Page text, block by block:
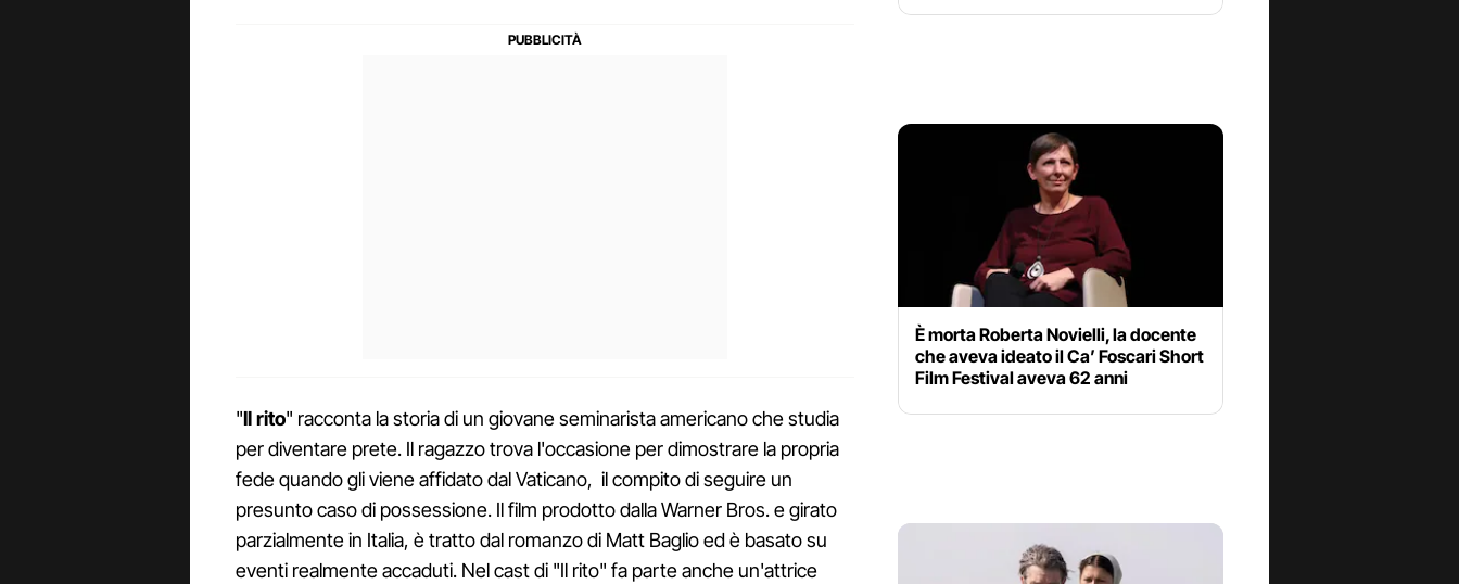
"Il rito" racconta la storia di un giovane seminarista americano che studia
per diventare prete. Il ragazzo trova l'occasione per dimostrare la propria
fede quando gli viene affidato dal Vaticano, il compito di seguire un
presunto caso di possessione. Il film prodotto dalla Warner Bros. e girato
parzialmente in Italia, è tratto dal romanzo di Matt Baglio ed è basato su
eventi realmente accaduti. Nel cast di "Il rito" fa parte anche un'attrice
È morta Roberta Novielli, la docente
che aveva ideato il Ca’ Foscari Short
Film Festival aveva 62 anni